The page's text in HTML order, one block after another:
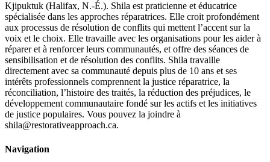
Kjipuktuk (Halifax, N.-É.). Shila est praticienne et éducatrice
spécialisée dans les approches réparatrices. Elle croit profondément
aux processus de résolution de conflits qui mettent l’accent sur la
voix et le choix. Elle travaille avec les organisations pour les aider à
réparer et à renforcer leurs communautés, et offre des séances de
sensibilisation et de résolution des conflits. Shila travaille
directement avec sa communauté depuis plus de 10 ans et ses
intérêts professionnels comprennent la justice réparatrice, la
réconciliation, l’histoire des traités, la réduction des préjudices, le
développement communautaire fondé sur les actifs et les initiatives
de justice populaires. Vous pouvez la joindre à
shila@restorativeapproach.ca.
Navigation